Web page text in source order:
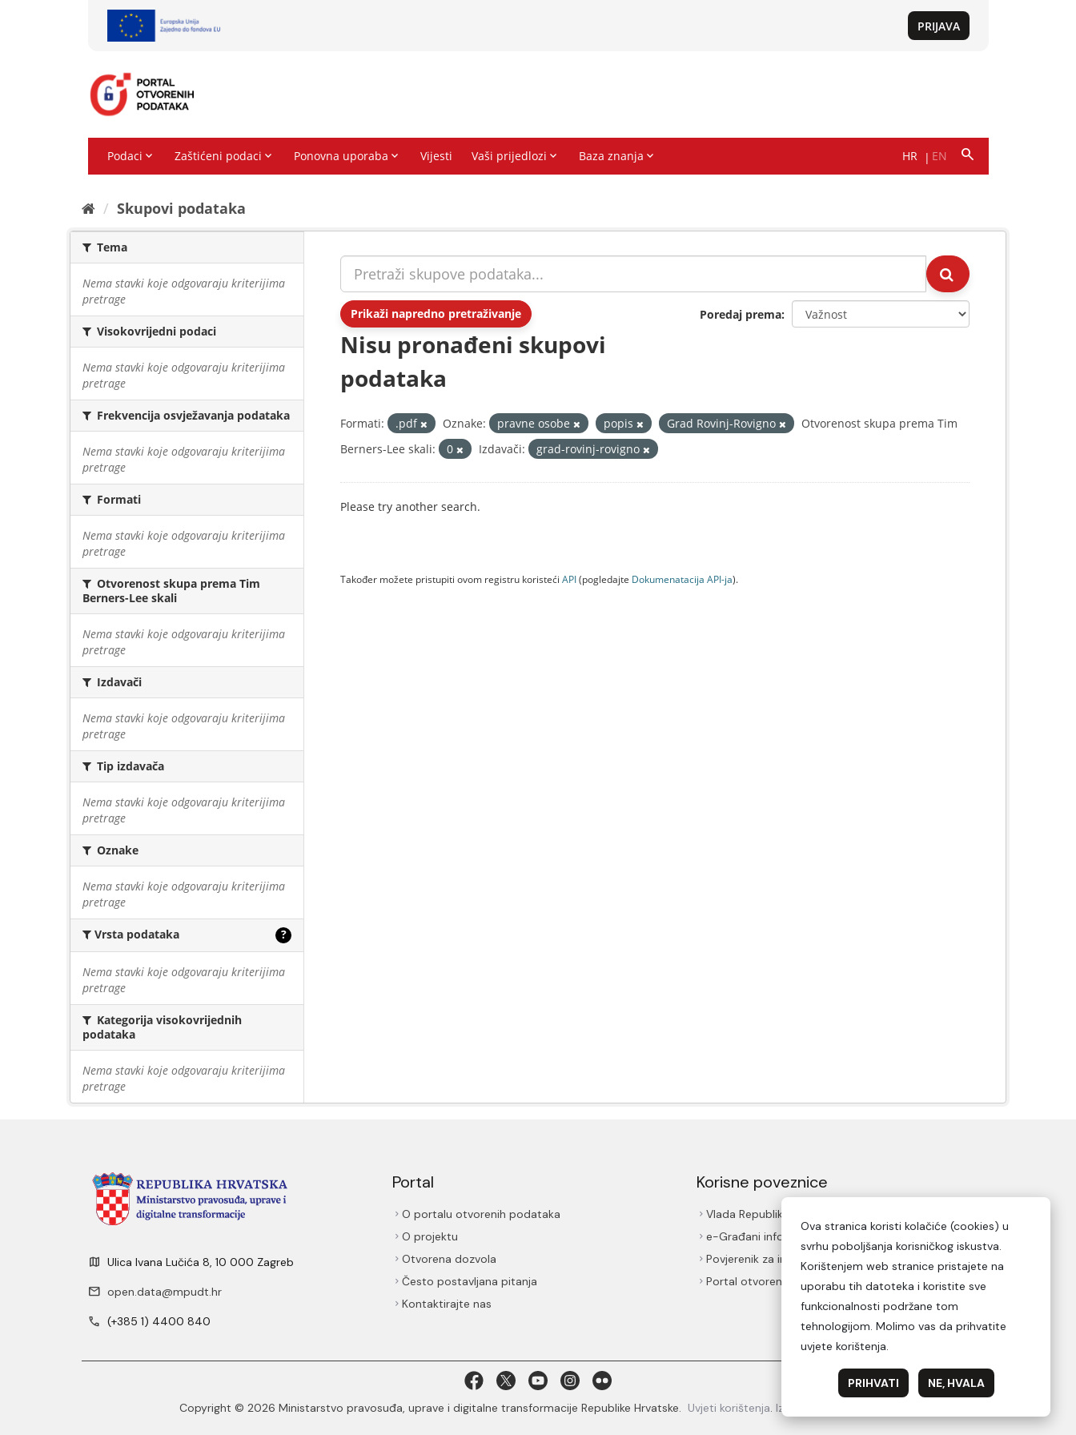
Skupovi podаtаkа
Tema
Nema stavki koje odgovaraju kriterijima
pretrage
Visokovrijedni podaci
Nema stavki koje odgovaraju kriterijima
pretrage
Frekvencija osvježavanja podataka
Nema stavki koje odgovaraju kriterijima
pretrage
Formati
Nema stavki koje odgovaraju kriterijima
pretrage
Otvorenost skupa prema Tim
Berners-Lee skali
Nema stavki koje odgovaraju kriterijima
pretrage
Izdavači
Nema stavki koje odgovaraju kriterijima
pretrage
Tip izdavača
Nema stavki koje odgovaraju kriterijima
pretrage
Oznake
Nema stavki koje odgovaraju kriterijima
pretrage
Vrsta podataka ?
Nema stavki koje odgovaraju kriterijima
pretrage
Kategorija visokovrijednih
podataka
Nema stavki koje odgovaraju kriterijima
pretrage
Prikaži napredno pretraživanje Poredaj prema
Nisu pronađeni skupovi
podataka
Formati: .pdf Oznake: pravne osobe popis Grad Rovinj-Rovigno
Otvorenost skupa prema Tim
Berners-Lee skali:
0 Izdavači: grad-rovinj-rovigno
Please try another search.
Također možete pristupiti ovom registru koristeći API(pogledajte Dokumenаtаcijа API-jа).